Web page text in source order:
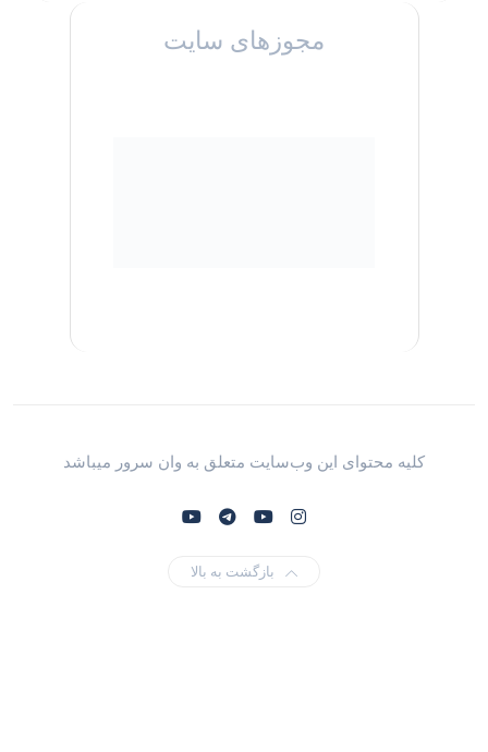
مجوزهای سایت
کلیه محتوای این وب‌سایت متعلق به وان سرور میباشد
بازگشت به بالا